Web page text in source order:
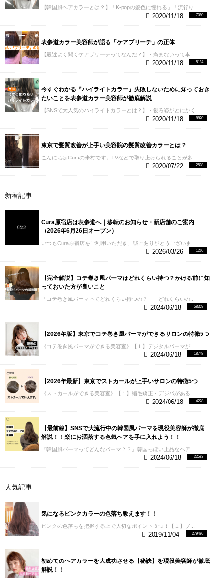
【韓国風ヘアカラーとは？】「K-popの髪色に憧れる」「流行り...
7080
2020/11/18
表参道カラー美容師が語る「ケアブリーチ」の正体
【最近よく聞くケアブリーチってなんだ？】・痛まないって本...
5194
2020/11/18
今すぐわかる『ハイライトカラー』失敗しないために知っておき
たいことを表参道カラー美容師が徹底解説
【SNSで大人気のハイライトカラーとは？】・後ろ姿がとにかく...
8820
2020/11/18
東京で髪質改善が上手い美容院の髪質改善カラーとは？
こんにちはCuraの米村です。TVなどで取り上げられることが多...
2508
2020/07/22
新着記事
Cura原宿店は表参道へ｜移転のお知らせ・新店舗のご案内
（2026年6月26日オープン）
いつもCura原宿店をご利用いただき、誠にありがとうございま...
1266
2026/03/26
【完全解説】コテ巻き風パーマはどれくらい持つ？かける前に知
っておいた方が良いこと
「コテ巻き風パーマってどれくらい持つの？」「どれくらいの...
58359
2024/06/18
【2026年版】東京でコテ巻き風パーマができるサロンの特徴5つ
《コテ巻き風パーマができる美容室》【１】デジタルパーマが...
18748
2024/06/18
【2026年最新】東京でストカールが上手いサロンの特徴5つ
《ストカールができる美容室》【１】縮毛矯正・デジパがある...
4228
2024/06/18
【最前線】SNSで大流行中の韓国風パーマを現役美容師が徹底
解説！！楽にお洒落する色気ヘアを手に入れよう！！
『韓国風パーマってどんなパーマ？？』韓国っぽい上品なヘア...
22583
2024/06/18
人気記事
気になるピンクカラーの色落ち教えます！！
ピンクの色落ちを把握する上で大切なポイント３つ！【１】ブ...
279486
2019/11/04
初めてのヘアカラーを大成功させる【秘訣】を現役美容師が徹底
解説！！